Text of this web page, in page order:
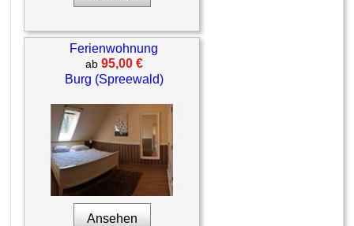
Ferienwohnung
ab 95,00 €
Burg (Spreewald)
Ansehen